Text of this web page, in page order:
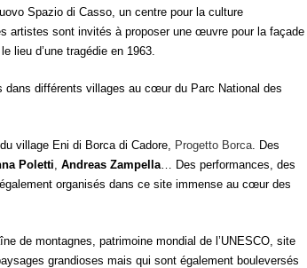
Spazio di Casso, un centre pour la culture
artistes sont invités à proposer une œuvre pour la façade
lieu d’une tragédie en 1963.
différents villages au cœur du Parc National des
village Eni di Borca di Cadore, Progetto Borca . Des
Poletti Andreas Zampella … Des performances, des
organisés dans ce site immense au cœur des
de montagnes, patrimoine mondial de l’UNESCO, site
grandioses mais qui sont également bouleversés